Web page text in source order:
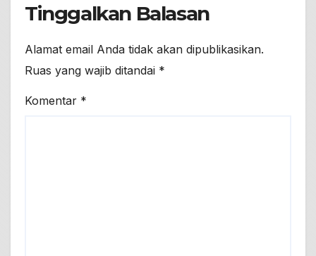
Tinggalkan Balasan
Alamat email Anda tidak akan dipublikasikan.
Ruas yang wajib ditandai *
Komentar *